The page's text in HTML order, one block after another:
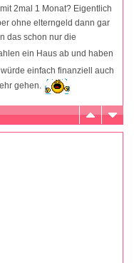
2mal 1 Monat? Eigentlich
ohne elterngeld dann gar
das schon nur die
ein Haus ab und haben
einfach finanziell auch
gehen.